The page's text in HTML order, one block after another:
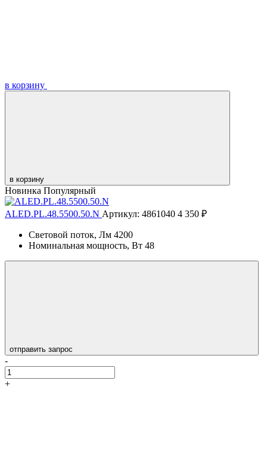
в корзину
в корзину
Новинка Популярный
ALED.PL.48.5500.50.N Артикул: 4861040 4 350 ₽
Световой поток, Лм 4200
Номинальная мощность, Вт 48
отправить запрос
-
+